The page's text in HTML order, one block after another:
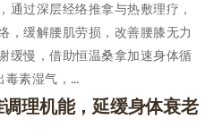
通过深层经络推拿与热敷理疗，
，缓解腰肌劳损，改善腰膝无力
缓慢，借助恒温桑拿加速身体循
毒素湿气，…
理机能，延缓身体衰老